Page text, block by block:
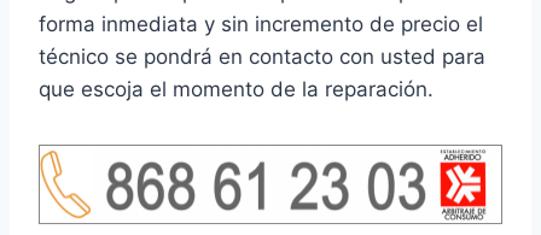
forma inmediata y sin incremento de precio el
técnico se pondrá en contacto con usted para
que escoja el momento de la reparación.